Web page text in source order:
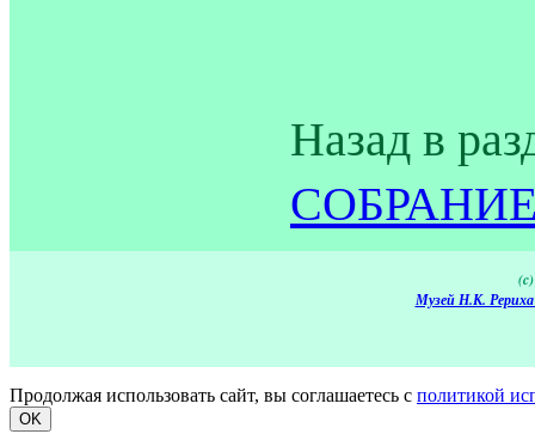
Назад в
Музей Н.К. Рериха
Продолжая использовать сайт, вы соглашаетесь с политикой
OK